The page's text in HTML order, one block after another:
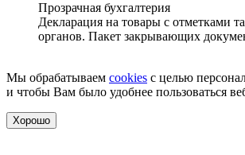
Прозрачная бухгалтерия
Декларация на товары с отметками
органов. Пакет закрывающих
Мы обрабатываем cookies с целью
и чтобы Вам было удобнее пользоваться
Хорошо